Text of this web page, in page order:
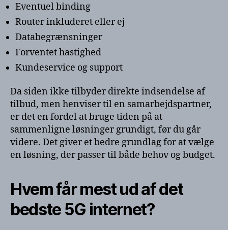
Eventuel binding
Router inkluderet eller ej
Databegrænsninger
Forventet hastighed
Kundeservice og support
Da siden ikke tilbyder direkte indsendelse af
tilbud, men henviser til en samarbejdspartner,
er det en fordel at bruge tiden på at
sammenligne løsninger grundigt, før du går
videre. Det giver et bedre grundlag for at vælge
en løsning, der passer til både behov og budget.
Hvem får mest ud af det
bedste 5G internet?